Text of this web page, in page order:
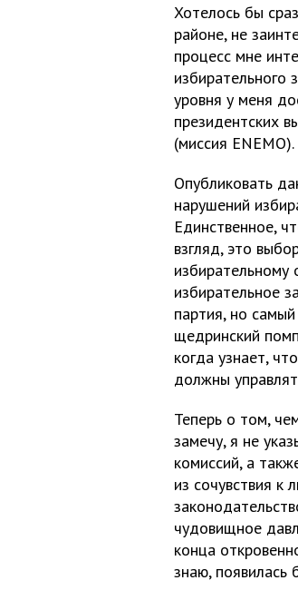
Хотелось бы
районе, не
процесс мне
избирательного
уровня у меня
президентских
(миссия ENEMO).
Опубликовать
нарушений
Единственное,
взгляд, это
избирательному
избирательное
партия, но
щедринский
когда узнает,
должны
Теперь о том,
замечу, я не
комиссий, а
из сочувствия к
чудовищное
конца
знаю, появилась